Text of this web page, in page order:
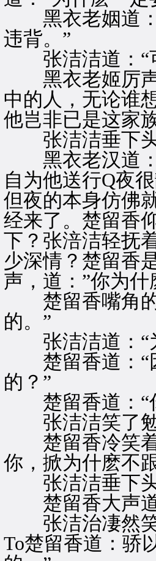
黑衣老姻道：
违背。”
张洁洁道：“
黑衣老姬厉声
中的人，无论谁
他岂非已是这家
张洁洁垂下头
黑衣老汉道：
自为他送行Q夜
但夜的本身仿佛
经来了。楚留香
下？张涪洁轻抚
少深情？楚留香
声，道：”你为
楚留香嘴角的
的。”
张洁洁道：“
楚留香道：“因
的？”
楚留香道：“
张洁洁笑了勉
楚留香冷笑着
你，掀为什麽不
张洁洁垂下头
楚留香大声道
张洁治凄然笑
To楚留香道：骄